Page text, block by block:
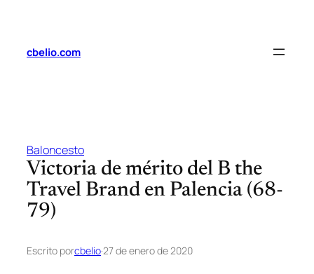
contenido
cbelio.com
Baloncesto
Victoria de mérito del B the
Travel Brand en Palencia (68-
79)
Escrito porcbelio·27 de enero de 2020